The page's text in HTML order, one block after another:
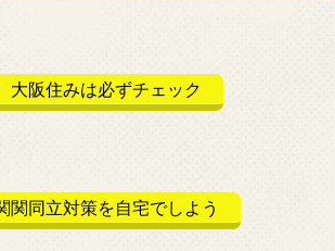
大阪住みは必ずチェック
関同立対策を自宅でしよう